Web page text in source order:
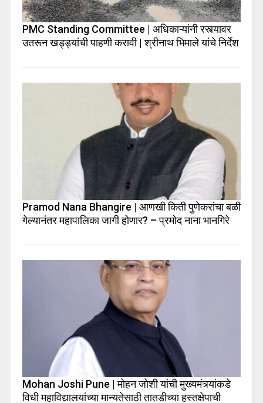
PMC Standing Committee | अधिकाऱ्यांनी रस्त्यावर
उतरून खड्ड्यांची पाहणी करावी | श्रीनाथ भिमाले यांचे निर्देश
Pramod Nana Bhangire | आणखी किती पुणेकरांचा बळी
गेल्यानंतर महापालिका जागी होणार? – प्रमोद नाना भानगिरे
Mohan Joshi Pune | मोहन जोशी यांची मुख्यमंत्र्यांकडे
विधी महाविद्यालयांच्या मान्यतेसाठी तातडीच्या हस्तक्षेपाची